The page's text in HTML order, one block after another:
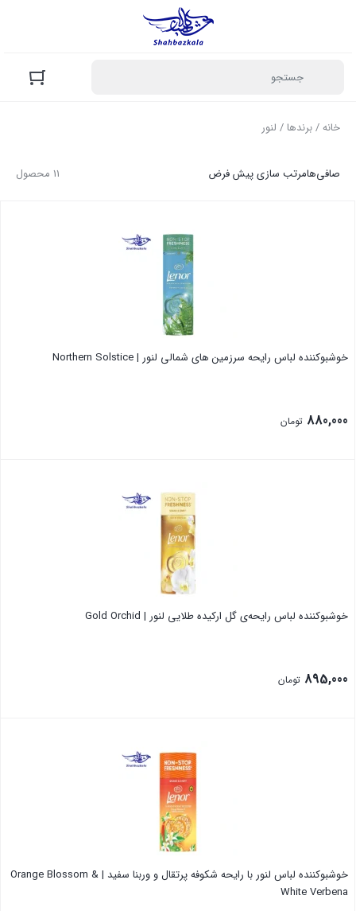
خانه/ برندها / لنور
11 محصول صافی‌هامرتب سازی پیش فرض
خوشبوکننده لباس رایحه سرزمین های شمالی لنور | Northern Solstice
880,000 تومان
خوشبوکننده لباس رایحه‌ی گل ارکیده طلایی لنور | Gold Orchid
895,000 تومان
خوشبوکننده لباس لنور با رایحه شکوفه پرتقال و وربنا سفید | Orange Blossom &
White Verbena